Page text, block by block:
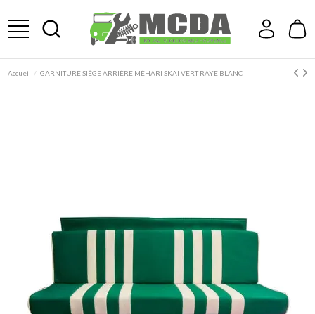
Accueil GARNITURE SIÈGE ARRIÈRE MÉHARI SKAÏ VERT RAYE BLANC